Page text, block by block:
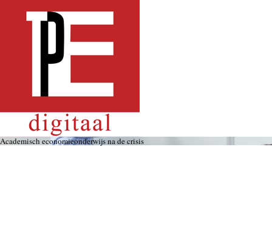
Academisch economieonderwijs na de crisis